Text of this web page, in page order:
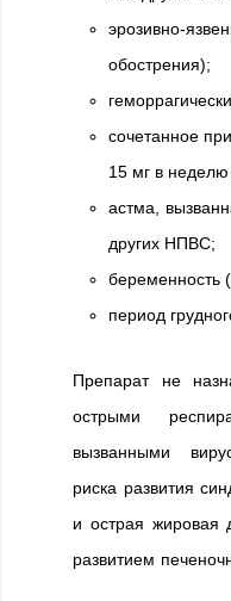
эрозивно-
обострения);
сочетанное
15 мг в
астма,
других НПВС;
беременность
период
Препарат не
острыми
вызванными
риска развития
и острая жировая
развитием